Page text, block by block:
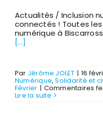
Actualités / Inclusion
connectés ! Toutes
numérique à
[...]
Par Jérôme JOLET | 16
Numérique,Solidarité et
Février | Commentaires
Lire la suite